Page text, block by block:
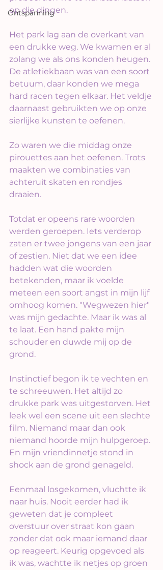
Ontspanning
op die dingen.
Het park lag aan de overkant van
een drukke weg. We kwamen er al
zolang we als ons konden heugen.
De atletiekbaan was van een soort
betuum, daar konden we mega
hard racen tegen elkaar. Het veldje
daarnaast gebruikten we op onze
sierlijke kunsten te oefenen.
Zo waren we die middag onze
pirouettes aan het oefenen. Trots
maakten we combinaties van
achteruit skaten en rondjes
draaien.
Totdat er opeens rare woorden
werden geroepen. Iets verderop
zaten er twee jongens van een jaar
of zestien. Niet dat we een idee
hadden wat die woorden
betekenden, maar ik voelde
meteen een soort angst in mijn lijf
omhoog komen. "Wegwezen hier"
was mijn gedachte. Maar ik was al
te laat. Een hand pakte mijn
schouder en duwde mij op de
grond.
Instinctief begon ik te vechten en
te schreeuwen. Het altijd zo
drukke park was uitgestorven. Het
leek wel een scene uit een slechte
film. Niemand maar dan ook
niemand hoorde mijn hulpgeroep.
En mijn vriendinnetje stond in
shock aan de grond genageld.
Eenmaal losgekomen, vluchtte ik
naar huis. Nooit eerder had ik
geweten dat je compleet
overstuur over straat kon gaan
zonder dat ook maar iemand daar
op reageert. Keurig opgevoed als
ik was, wachtte ik netjes op groen